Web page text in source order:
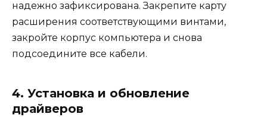
надежно зафиксирована. Закрепите карту
расширения соответствующими винтами,
закройте корпус компьютера и снова
подсоедините все кабели.
4. Установка и обновление
драйверов